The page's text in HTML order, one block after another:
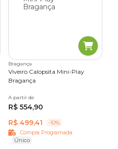
Bragança
Viveiro Calopsita Mini-Play
Bragança
A partir de
R$ 554,90
R$ 499,41
-10%
Compra Programada
Único